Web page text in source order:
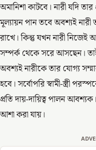
অমানিশা কাটবে। নারী যদি তার
মূল্যায়ন পান তবে অবশ্যই
রাখে। কিন্তু যখন নারী নিজেই
সম্পর্ক থেকে সরে আসছেন।
অবশ্যই নারীকে তার যোগ্য
হবে। সর্বোপরি স্বামী-স্ত্রী
প্রতি দায়-দায়িত্ব পালন
আশা করা যায়।